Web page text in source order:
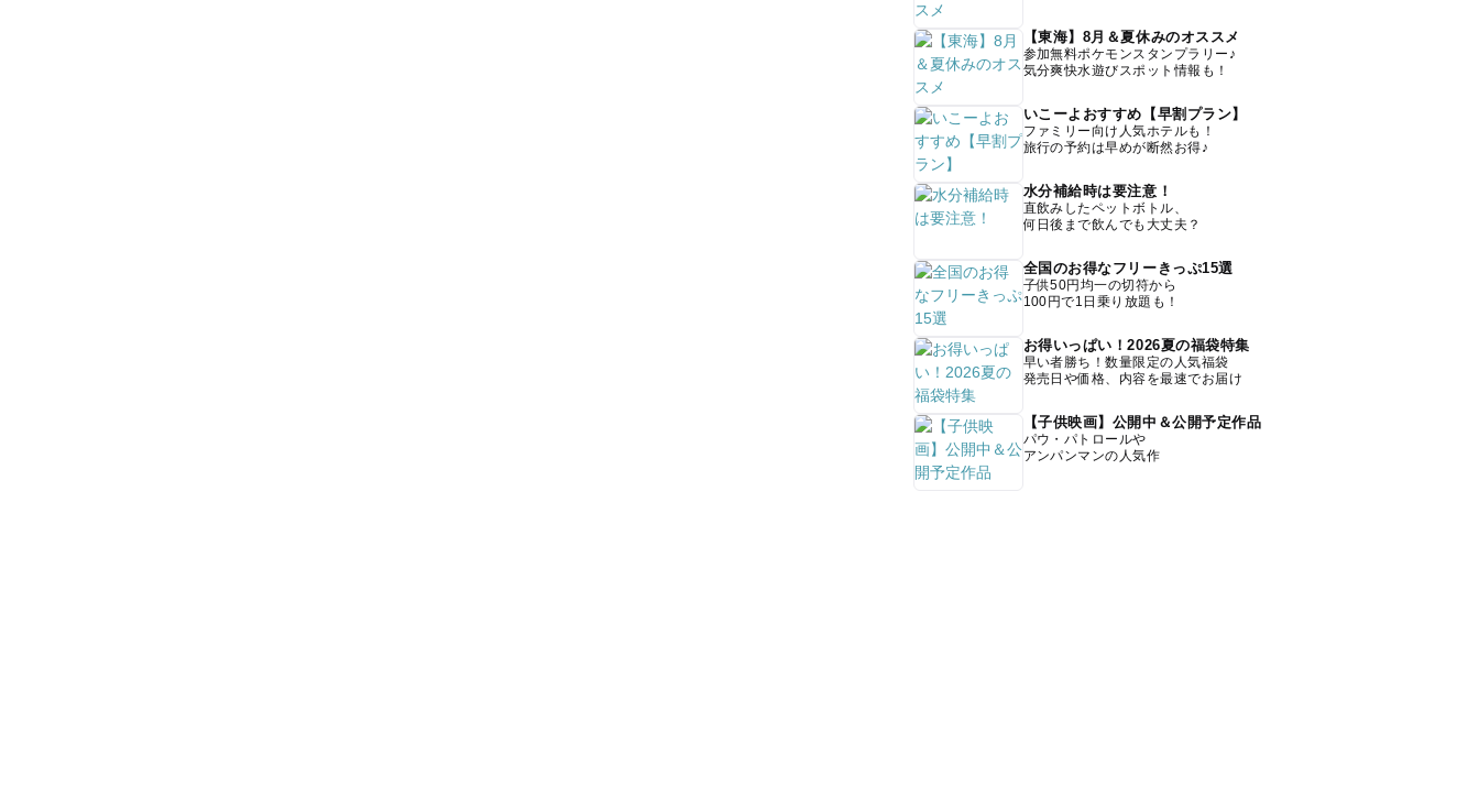
【東海】8月＆夏休みのオススメ
参加無料ポケモンスタンプラリー♪
気分爽快水遊びスポット情報も！
いこーよおすすめ【早割プラン】
ファミリー向け人気ホテルも！
旅行の予約は早めが断然お得♪
水分補給時は要注意！
直飲みしたペットボトル、
何日後まで飲んでも大丈夫？
全国のお得なフリーきっぷ15選
子供50円均一の切符から
100円で1日乗り放題も！
お得いっぱい！2026夏の福袋特集
早い者勝ち！数量限定の人気福袋
発売日や価格、内容を最速でお届け
【子供映画】公開中＆公開予定作品
パウ・パトロールや
アンパンマンの人気作